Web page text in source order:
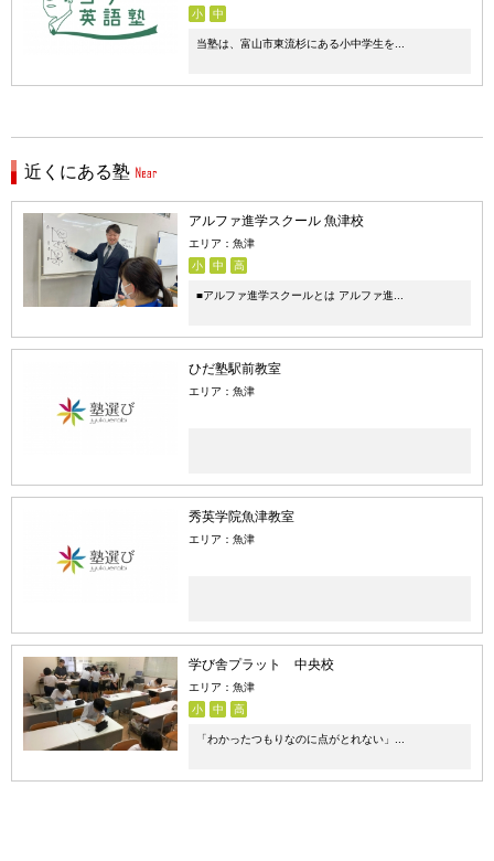
小
中
当塾は、富山市東流杉にある小中学生を...
近くにある塾
アルファ進学スクール 魚津校
エリア：魚津
小
中 高
■アルファ進学スクールとは アルファ進...
ひだ塾駅前教室
エリア：魚津
秀英学院魚津教室
エリア：魚津
学び舎プラット 中央校
エリア：魚津
小
中 高
「わかったつもりなのに点がとれない」...